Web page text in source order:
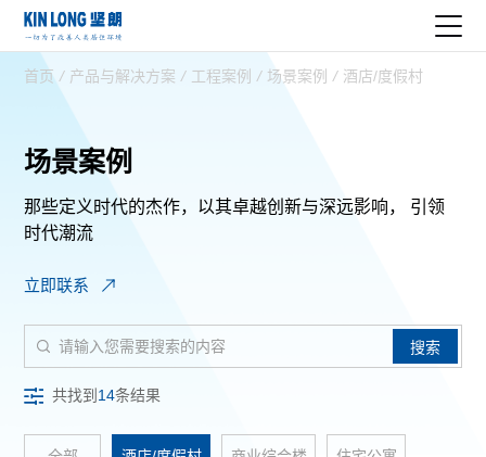
首页 / 产品与解决方案 / 工程案例 / 场景案例 / 酒店/度假村
场景案例
那些定义时代的杰作，以其卓越创新与深远影响，
引领
时代潮流
立即联系
搜索
共找到 14条结果